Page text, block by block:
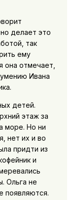
делает это
так
ему
она отмечает,
Ивана
детей.
этаж за
море. Но ни
нет их и во
придти из
и
Ольга не
появляются.